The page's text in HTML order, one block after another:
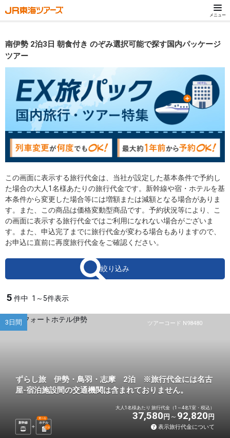
メニュー
南伊勢 2泊3日 朝食付き のぞみ選択可能で探す国内パッケージ
ツアー
この画面に表示する旅行代金は、当社が設定した基本条件で予約し
た場合の大人1名様あたりの旅行代金です。新幹線や宿・ホテルを基
本条件から変更した場合等には増額または減額となる場合がありま
す。また、この商品は価格変動型商品です。予約状況等により、こ
の画面に表示する旅行代金ではご利用になれない場合がございま
す。また、申込完了までに旅行代金が変わる場合もありますので、
お申込に直前に再度旅行代金をご確認ください。
絞り込み
5 件中 1～5件表示
ツアーコード N98480
3日間
ずらし旅 伊勢・鳥羽・志摩 2泊 ※旅行代金には名古
屋-宿泊施設間の交通機関は含まれておりません。
新幹線 ホテル
選べる
2泊
大人1名様あたり 旅行代金（1～4名1室・税込）
37,580 円 92,820 円
表示旅行代金について